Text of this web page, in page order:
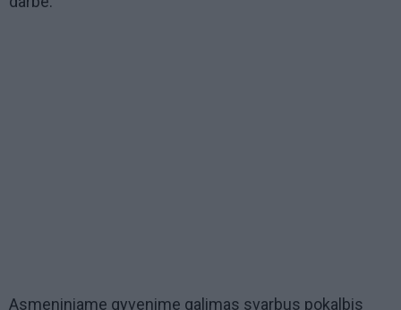
Asmeniniame gyvenime galimas svarbus pokalbis